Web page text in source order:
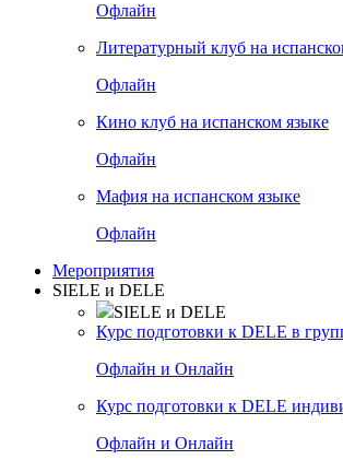
Офлайн
Литературный клуб на
Офлайн
Кино клуб на испанском языке
Офлайн
Мафия на испанском языке
Офлайн
Мероприятия
SIELE и DELE
SIELE и DELE
Курс подготовки к DELE в
Офлайн и Онлайн
Курс подготовки к DELE
Офлайн и Онлайн